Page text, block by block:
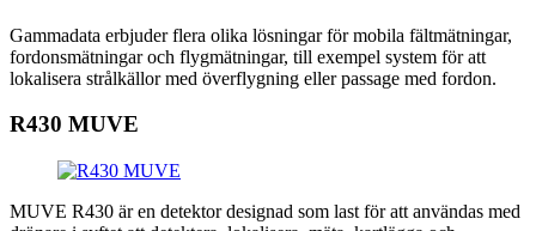
Gammadata erbjuder flera olika lösningar för mobila fältmätningar,
fordonsmätningar och flygmätningar, till exempel system för att
lokalisera strålkällor med överflygning eller passage med fordon.
R430 MUVE
MUVE R430 är en detektor designad som last för att användas med